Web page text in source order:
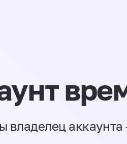
владелец аккаунта